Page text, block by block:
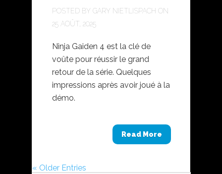
POSTED BY GARY NIETLISPACH ON
25 AOÛT, 2025
Ninja Gaiden 4 est la clé de
voûte pour réussir le grand
retour de la série. Quelques
impressions après avoir joué à la
démo.
Read More
« Older Entries